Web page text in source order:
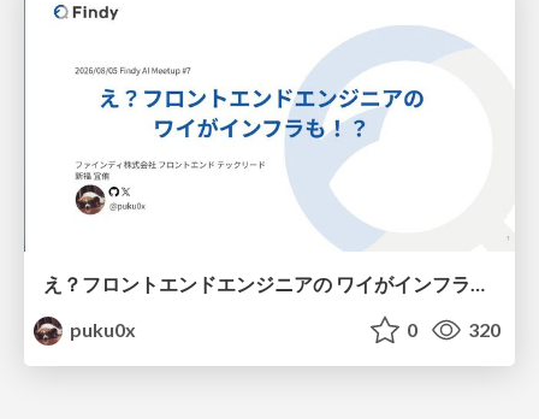
え？フロントエンドエンジニアの ワイがインフラも！？
puku0x
0 320